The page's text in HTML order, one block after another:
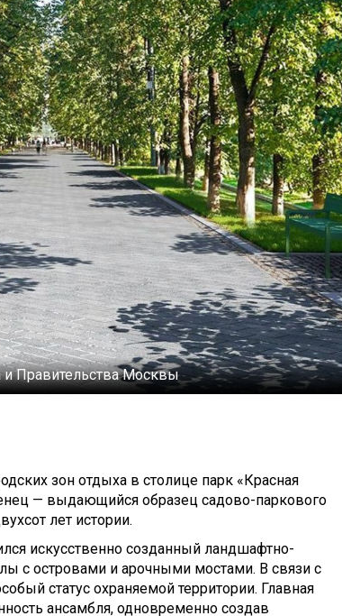
Правительства Москвы
зон отдыха в столице парк «Красная
— выдающийся образец садово-паркового
лет истории.
искусственно созданный ландшафтно-
с островами и арочными мостами. В связи с
статус охраняемой территории. Главная
ансамбля, одновременно создав